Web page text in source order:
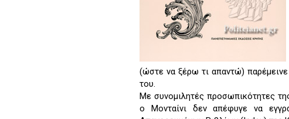
(ώστε να ξέρω τι απαντώ)
του.
Με συνομιλητές προσωπικότητες
ο Μονταίνι δεν απέφυγε να